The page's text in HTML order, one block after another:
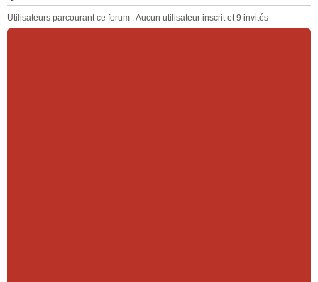
Utilisateurs parcourant ce forum : Aucun utilisateur inscrit et 9 invités